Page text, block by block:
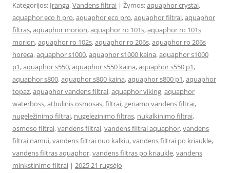
Kategorijos: Įranga,Vandens filtrai | Žymos:aquaphor crystal,
aquaphor eco h pro,aquaphor eco pro,aquaphor filtrai,aquaphor
filtras,aquaphor morion,aquaphor ro 101s,aquaphor ro 101s
morion,aquaphor ro 102s,aquaphor ro 206s,aquaphor ro 206s
horeca,aquaphor s1000,aquaphor s1000 kaina,aquaphor s1000
p1,aquaphor s550,aquaphor s550 kaina,aquaphor s550 p1,
aquaphor s800,aquaphor s800 kaina,aquaphor s800 p1,aquaphor
topaz,aquaphor vandens filtrai,aquaphor viking,aquaphor
waterboss,atbulinis osmosas,filtrai,geriamo vandens filtrai,
nugeležinimo filtrai, nugelezinimo filtras, nukalkinimo filtrai,
osmoso filtrai,vandens filtrai,vandens filtrai aquaphor,vandens
filtrai namui,vandens filtrai nuo kalkiu,vandens filtrai po kriaukle,
vandens filtras aquaphor,vandens filtras po kriaukle,vandens
minkstinimo filtrai | 2025 21 rugsėjo